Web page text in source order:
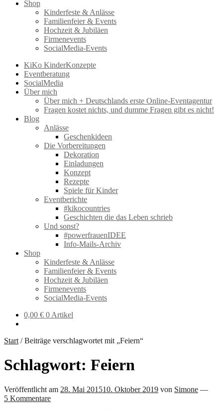
Shop
Kinderfeste & Anlässe
Familienfeier & Events
Hochzeit & Jubiläen
Firmenevents
SocialMedia-Events
KiKo KinderKonzepte
Eventberatung
SocialMedia
Über mich
Über mich + Deutschlands erste Online-Eventagentur
Fragen kostet nichts, und dumme Fragen gibt es nicht!
Blog
Anlässe
Geschenkideen
Die Vorbereitungen
Dekoration
Einladungen
Konzept
Rezepte
Spiele für Kinder
Eventberichte
#kikocountries
Geschichten die das Leben schrieb
Und sonst?
#powerfrauenIDEE
Info-Mails-Archiv
Shop
Kinderfeste & Anlässe
Familienfeier & Events
Hochzeit & Jubiläen
Firmenevents
SocialMedia-Events
0,00 € 0 Artikel
Start /Beiträge verschlagwortet mit „Feiern“
Schlagwort: Feiern
Veröffentlicht am 28. Mai 201510. Oktober 2019 von Simone —
5 Kommentare